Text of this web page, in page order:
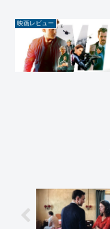
映画レビュー